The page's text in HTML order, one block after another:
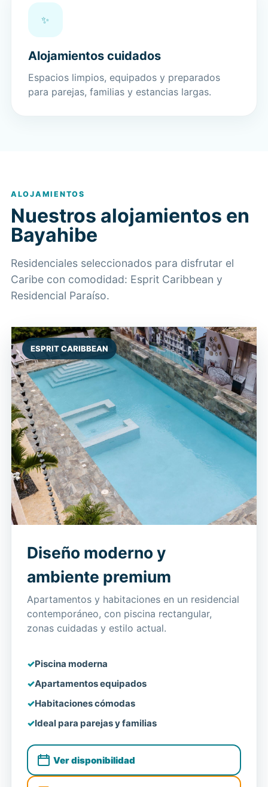
✨
Alojamientos cuidados
Espacios limpios, equipados y preparados
para parejas, familias y estancias largas.
ALOJAMIENTOS
Nuestros alojamientos en
Bayahibe
Residenciales seleccionados para disfrutar el
Caribe con comodidad: Esprit Caribbean y
Residencial Paraíso.
ESPRIT CARIBBEAN
Diseño moderno y
ambiente premium
Apartamentos y habitaciones en un residencial
contemporáneo, con piscina rectangular,
zonas cuidadas y estilo actual.
Piscina moderna
Apartamentos equipados
Habitaciones cómodas
Ideal para parejas y familias
Ver disponibilidad